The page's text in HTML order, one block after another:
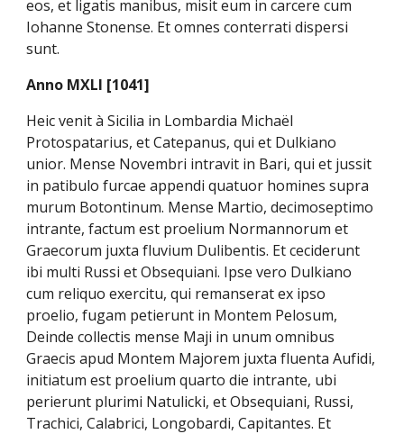
eos, et ligatis manibus, misit eum in carcere cum
Iohanne Stonense. Et omnes conterrati dispersi
sunt.
Anno MXLI [1041]
Heic venit à Sicilia in Lombardia Michaël
Protospatarius, et Catepanus, qui et Dulkiano
unior. Mense Novembri intravit in Bari, qui et jussit
in patibulo furcae appendi quatuor homines supra
murum Botontinum. Mense Martio, decimoseptimo
intrante, factum est proelium Normannorum et
Graecorum juxta fluvium Dulibentis. Et ceciderunt
ibi multi Russi et Obsequiani. Ipse vero Dulkiano
cum reliquo exercitu, qui remanserat ex ipso
proelio, fugam petierunt in Montem Pelosum,
Deinde collectis mense Maji in unum omnibus
Graecis apud Montem Majorem juxta fluenta Aufidi,
initiatum est proelium quarto die intrante, ubi
perierunt plurimi Natulicki, et Obsequiani, Russi,
Trachici, Calabrici, Longobardi, Capitantes. Et